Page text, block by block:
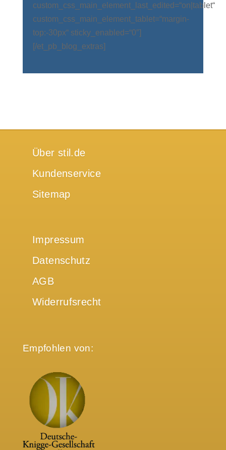
custom_css_main_element_last_edited=“on|tablet“
custom_css_main_element_tablet=“margin-
top:-30px“ sticky_enabled=“0″]
[/et_pb_blog_extras]
Über stil.de
Kundenservice
Sitemap
Impressum
Datenschutz
AGB
Widerrufsrecht
Empfohlen von: